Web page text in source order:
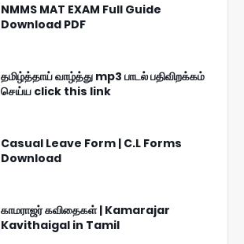
NMMS MAT EXAM Full Guide
Download PDF
தமிழ்த்தாய் வாழ்த்து mp3 பாடல் பதிவிறக்கம்
செய்ய click this link
Casual Leave Form | C.L Forms
Download
காமராஜர் கவிதைகள் | Kamarajar
Kavithaigal in Tamil